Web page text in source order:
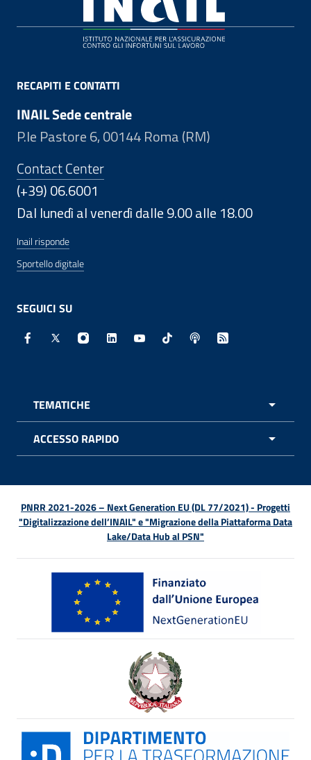
RECAPITI E CONTATTI
INAIL Sede centrale
P.le Pastore 6, 00144 Roma (RM)
Contact Center
(+39) 06.6001
Dal lunedì al venerdì dalle 9.00 alle 18.00
Inail risponde
Sportello digitale
SEGUICI SU
Facebook - Sito esterno - Apertura in nuova finestra
X - Sito esterno - Apertura in nuova finestra
Instagram - Sito esterno - Apertura in
Linkedin - Sito esterno - Apertura in
Youtube - Sito esterno -
TikTok - Sito esterno -
Spreaker - Sito
Feed RSS -
TEMATICHE
ACCESSO RAPIDO
PNRR 2021-2026 – Next Generation EU (DL 77/2021) - Progetti
"Digitalizzazione dell’INAIL" e "Migrazione della Piattaforma Data
Lake/Data Hub al PSN"